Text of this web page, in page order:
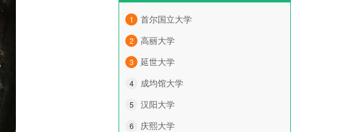
1 首尔国立大学
2 高丽大学
3 延世大学
4 成均馆大学
5 汉阳大学
6 庆熙大学